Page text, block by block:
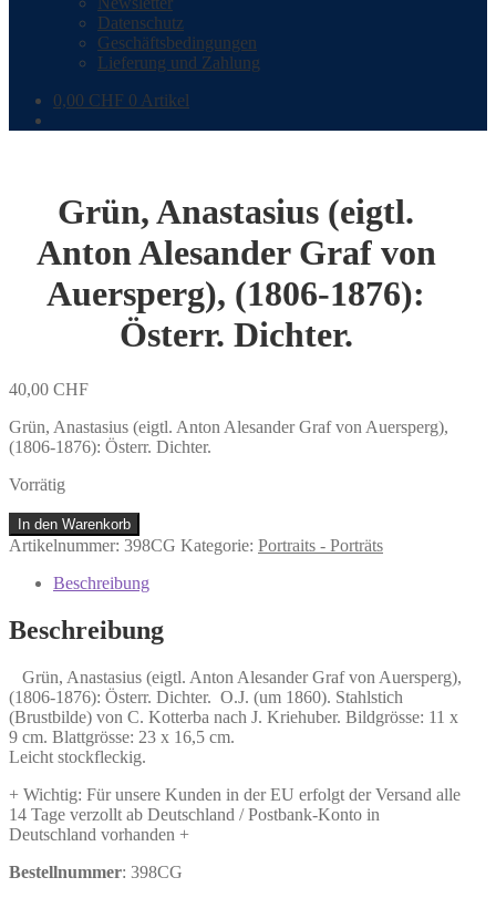
Datenschutz
Geschäftsbedingungen
Lieferung und Zahlung
0,00 CHF 0 Artikel
Grün, Anastasius (eigtl.
Anton Alesander Graf von
Auersperg), (1806-1876):
Österr. Dichter.
40,00 CHF
Grün, Anastasius (eigtl. Anton Alesander Graf von Auersperg),
(1806-1876): Österr. Dichter.
Vorrätig
Grün,
Anastasius
Anton
Graf
von
(1806-
1876):
Österr.
Dichter.
Menge
In den Warenkorb
Artikelnummer: 398CG Kategorie: Portraits - Porträts
Beschreibung
Beschreibung
Grün, Anastasius (eigtl. Anton Alesander Graf von Auersperg),
(1806-1876): Österr. Dichter. O.J. (um 1860). Stahlstich
(Brustbilde) von C. Kotterba nach J. Kriehuber. Bildgrösse: 11 x
9 cm. Blattgrösse: 23 x 16,5 cm.
Leicht stockfleckig.
+ Wichtig: Für unsere Kunden in der EU erfolgt der Versand alle
14 Tage verzollt ab Deutschland / Postbank-Konto in
Deutschland vorhanden +
Bestellnummer: 398CG